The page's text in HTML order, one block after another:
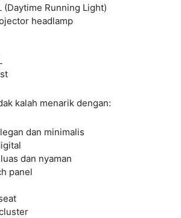
(Daytime Running Light)
headlamp
kalah menarik dengan:
dan minimalis
dan nyaman
panel